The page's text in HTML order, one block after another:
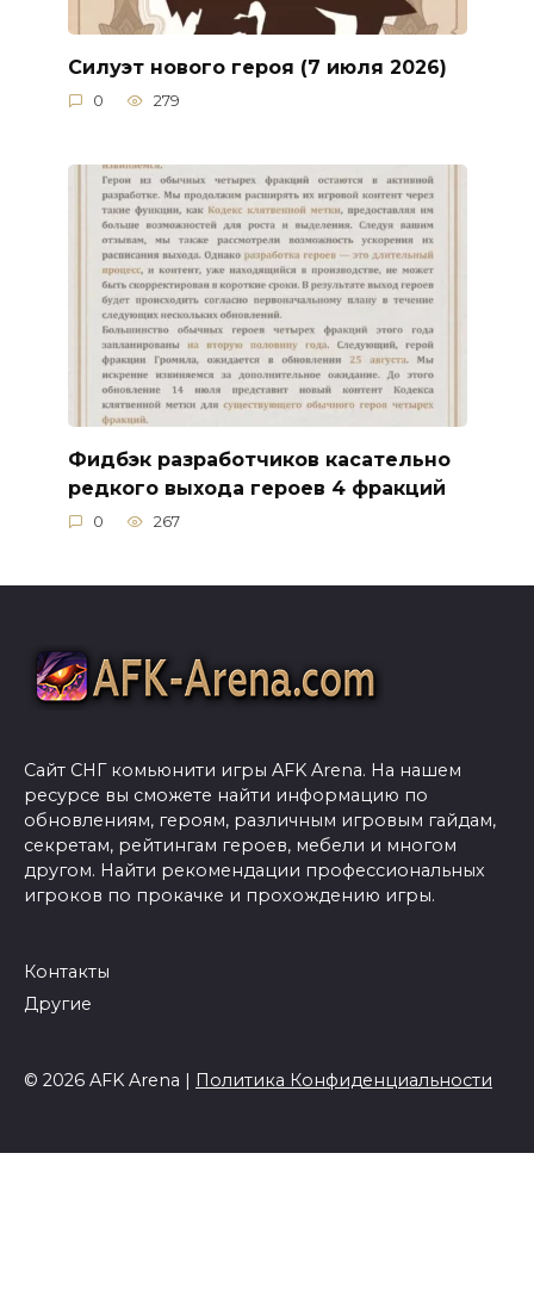
Силуэт нового героя (7 июля 2026)
0 279
Фидбэк разработчиков касательно
редкого выхода героев 4 фракций
0 267
Сайт СНГ комьюнити игры AFK Arena. На нашем
ресурсе вы сможете найти информацию по
обновлениям, героям, различным игровым гайдам,
секретам, рейтингам героев, мебели и многом
другом. Найти рекомендации профессиональных
игроков по прокачке и прохождению игры.
Контакты
Другие
© 2026 AFK Arena | Политика Конфиденциальности